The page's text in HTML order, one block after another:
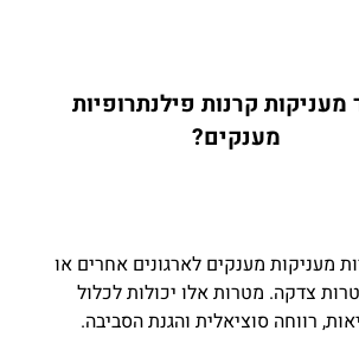
מעניקות קרנות פילנתרופיות
מענקים?
מעניקות מענקים לארגונים אחרים או
צדקה. מטרות אלו יכולות לכלול
רווחה סוציאלית והגנת הסביבה.